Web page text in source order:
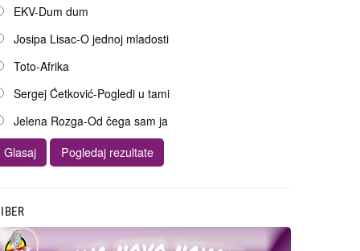
EKV-Dum dum
Josipa Lisac-O jednoj mladosti
Toto-Afrika
Sergej Ćetković-Pogledi u tami
Jelena Rozga-Od čega sam ja